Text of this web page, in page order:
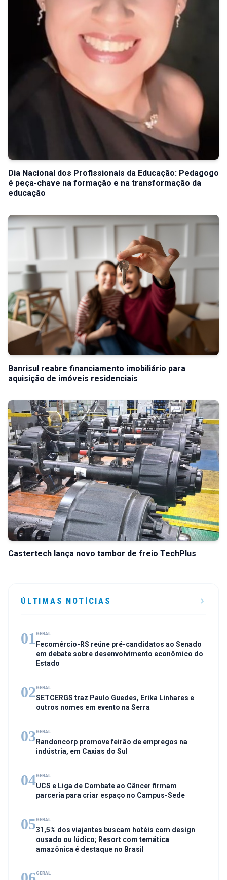
Dia Nacional dos Profissionais da Educação: Pedagogo
é peça-chave na formação e na transformação da
educação
Banrisul reabre financiamento imobiliário para
aquisição de imóveis residenciais
Castertech lança novo tambor de freio TechPlus
ÚLTIMAS NOTÍCIAS
01 GERAL
Fecomércio-RS reúne pré-candidatos ao Senado
em debate sobre desenvolvimento econômico do
Estado
02GERAL
SETCERGS traz Paulo Guedes, Erika Linhares e
outros nomes em evento na Serra
03GERAL
Randoncorp promove feirão de empregos na
indústria, em Caxias do Sul
04GERAL
UCS e Liga de Combate ao Câncer firmam
parceria para criar espaço no Campus-Sede
05GERAL
31,5% dos viajantes buscam hotéis com design
ousado ou lúdico; Resort com temática
amazônica é destaque no Brasil
GERAL